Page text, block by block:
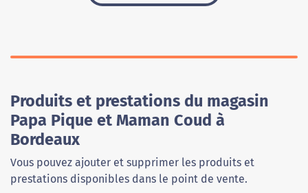
Produits et prestations du magasin
Papa Pique et Maman Coud à
Bordeaux
Vous pouvez ajouter et supprimer les produits et
prestations disponibles dans le point de vente.